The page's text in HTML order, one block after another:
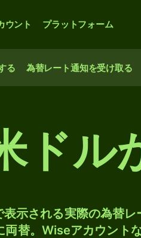
ウント プラットフォーム
る 為替レート通知を受け取る
ドル
示される実際の為替レ
両替。Wiseアカウント